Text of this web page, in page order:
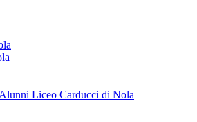
Liceo Carducci di Nola